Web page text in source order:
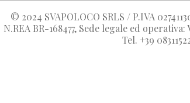
© 2024 SVAPOLOCO SRLS / P.IVA
N.REA BR-168477, Sede legale ed
Tel. +39